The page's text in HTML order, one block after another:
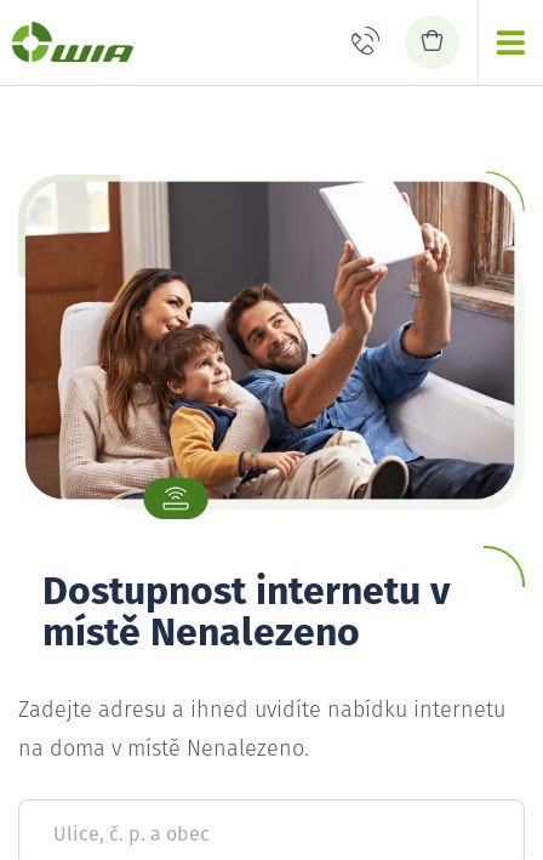
Dostupnost internetu v
místě Nenalezeno
Zadejte adresu a ihned uvidíte nabídku internetu
na doma v místě Nenalezeno.
Ulice, č. p. a obec